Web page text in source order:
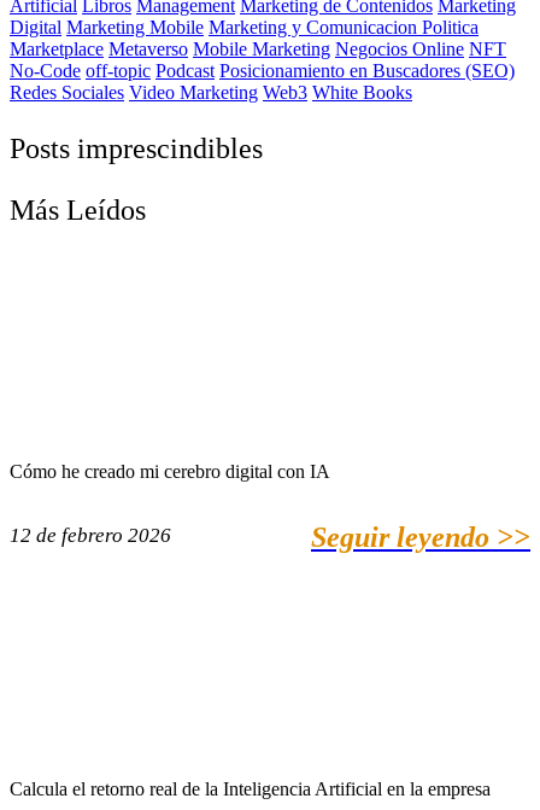
Artificial Libros Management Marketing de Contenidos Marketing
Digital Marketing Mobile Marketing y Comunicacion Politica
Marketplace Metaverso Mobile Marketing Negocios Online NFT
No-Code off-topic Podcast Posicionamiento en Buscadores (SEO)
Redes Sociales Video Marketing Web3 White Books
Posts imprescindibles
Más Leídos
Cómo he creado mi cerebro digital con IA
12 de febrero 2026 Seguir leyendo >>
Calcula el retorno real de la Inteligencia Artificial en la empresa